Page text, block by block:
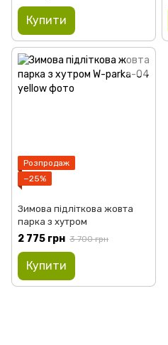
Купити
Розпродаж
−25%
Зимова підліткова жовта
парка з хутром
2 775 грн 3 700 грн
Купити